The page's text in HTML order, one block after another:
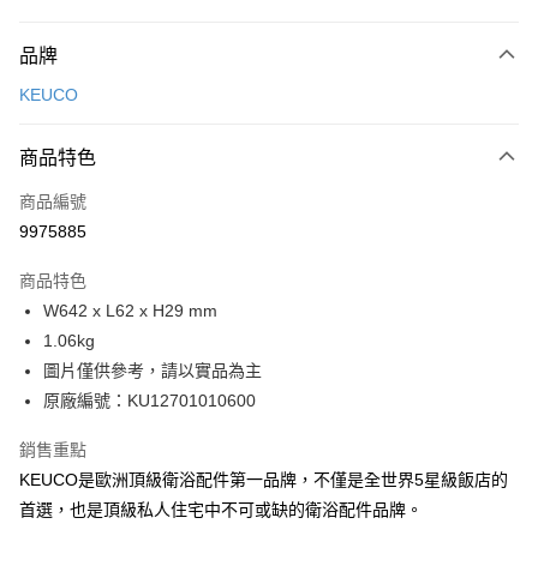
信用卡一次付款
運送方式
宅配
全館免運
免運費
品牌
KEUCO
商品特色
商品編號
9975885
商品特色
W642 x L62 x H29 mm
1.06kg
圖片僅供參考，請以實品為主
原廠編號：KU12701010600
銷售重點
KEUCO是歐洲頂級衛浴配件第一品牌，不僅是全世界5星級飯店的
首選，也是頂級私人住宅中不可或缺的衛浴配件品牌。